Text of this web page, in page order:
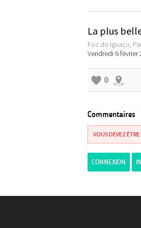
La plus
Foz do Iguaçu,
Vendredi 6 février
0
Commentaires
VOUS DEVEZ
CONNEXION